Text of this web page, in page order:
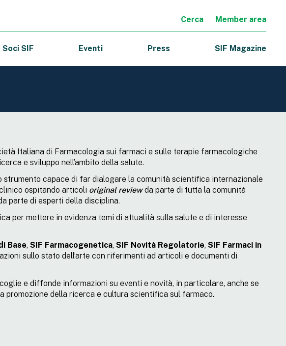
Cerca Member area
Soci SIF Eventi Press SIF Magazine
Italiana di Farmacologia sui farmaci e sulle terapie farmacologiche
e sviluppo nell’ambito della salute.
strumento capace di far dialogare la comunità scientifica internazionale
ospitando articoli original reviewda parte di tutta la comunità
parte di esperti della disciplina.
per mettere in evidenza temi di attualità sulla salute e di interesse
Base, SIF Farmacogenetica, SIF Novità Regolatorie, SIF Farmaci in
sullo stato dell’arte con riferimenti ad articoli e documenti di
e diffonde informazioni su eventi e novità, in particolare, anche se
promozione della ricerca e cultura scientifica sul farmaco.